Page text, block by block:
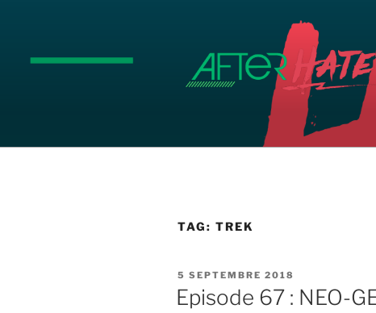
principal
TAG: TREK
PUBLIÉ
LE
5 SEPTEMBRE 2018
Episode 67 : NEO-